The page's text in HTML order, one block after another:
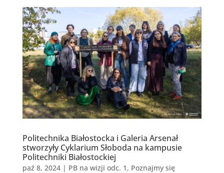
Politechnika Białostocka i Galeria Arsenał
stworzyły Cyklarium Słoboda na kampusie
Politechniki Białostockiej
paź 8, 2024| PB na wizji odc. 1 , Poznajmy się